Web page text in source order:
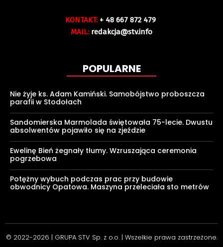
KONTAKT: + 48 667 872 479
MAIL: redakcja@stv.info
POPULARNE
Nie żyje ks. Adam Kamiński. Samobójstwo proboszcza
parafii w Stodołach
Sandomierska Marmolada świętowała 75-lecie. Dwustu
absolwentów pojawiło się na zjeździe
Ewelinę Bień żegnały tłumy. Wzruszająca ceremonia
pogrzebowa
Potężny wybuch podczas prac przy budowie
obwodnicy Opatowa. Maszyna przeleciała sto metrów
© 2022-2026 | GRUPA STV Sp. z o.o. | Wszelkie prawa zastrzeżone.